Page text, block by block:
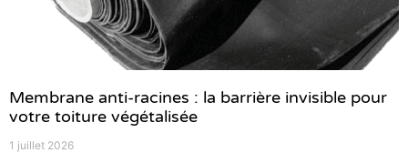
Membrane anti-racines : la barrière invisible pour
votre toiture végétalisée
1 juillet 2026